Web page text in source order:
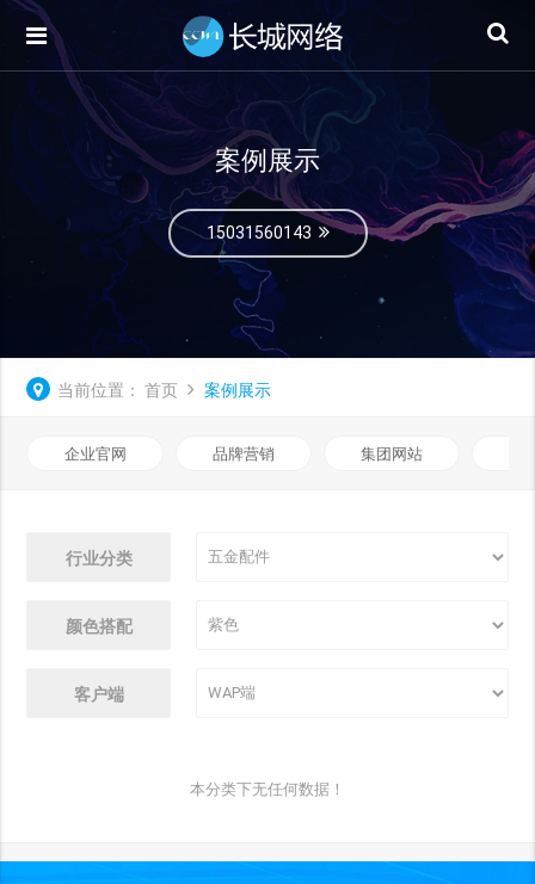
案例展示
15031560143
当前位置： 首页 案例展示
企业官网 品牌营销 集团网站
行业分类
颜色搭配
客户端
本分类下无任何数据！